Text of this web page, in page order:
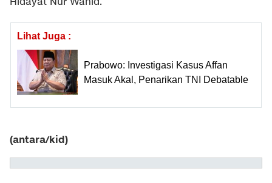
Lihat Juga :
Prabowo: Investigasi Kasus Affan
Masuk Akal, Penarikan TNI Debatable
(antara/kid)